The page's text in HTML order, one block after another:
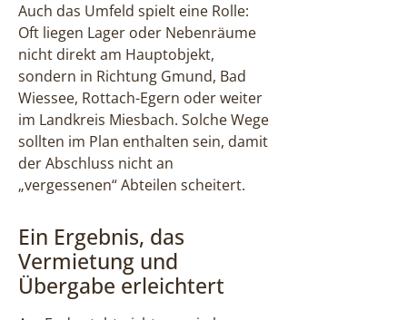
Auch das Umfeld spielt eine Rolle:
Oft liegen Lager oder Nebenräume
nicht direkt am Hauptobjekt,
sondern in Richtung Gmund, Bad
Wiessee, Rottach-Egern oder weiter
im Landkreis Miesbach. Solche Wege
sollten im Plan enthalten sein, damit
der Abschluss nicht an
„vergessenen“ Abteilen scheitert.
Ein Ergebnis, das
Vermietung und
Übergabe erleichtert